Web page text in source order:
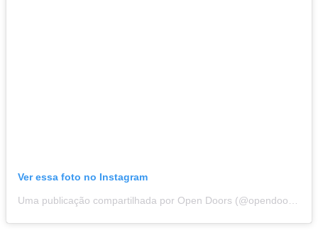
Ver essa foto no Instagram